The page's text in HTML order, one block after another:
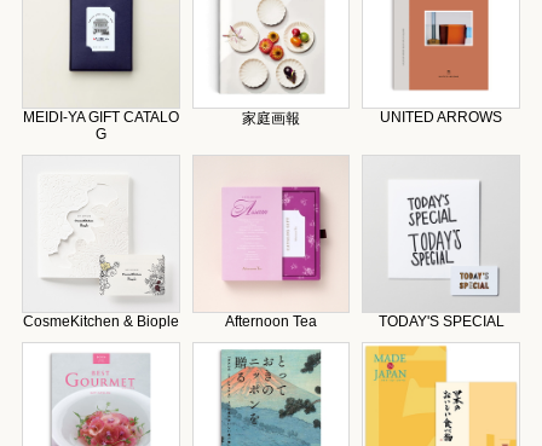
MEIDI-YA GIFT CATALO
G
家庭画報 UNITED ARROWS
CosmeKitchen & Biople Afternoon Tea TODAY'S SPECIAL